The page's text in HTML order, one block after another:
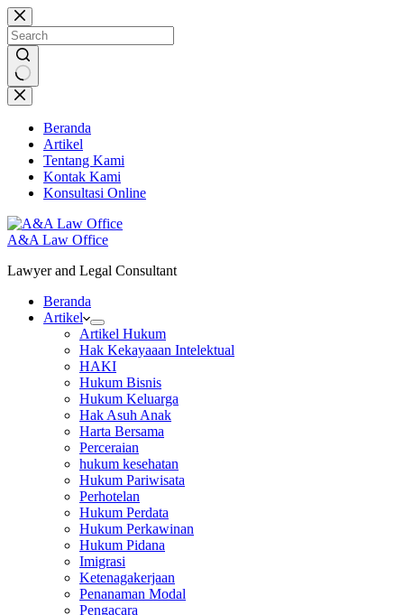
Skip
to
content
No
results
Beranda
Artikel
Tentang Kami
Kontak Kami
Konsultasi Online
A&A Law Office
Lawyer and Legal Consultant
Beranda
Artikel
Artikel Hukum
Hak Kekayaaan Intelektual
HAKI
Hukum Bisnis
Hukum Keluarga
Hak Asuh Anak
Harta Bersama
Perceraian
hukum kesehatan
Hukum Pariwisata
Perhotelan
Hukum Perdata
Hukum Perkawinan
Hukum Pidana
Imigrasi
Ketenagakerjaan
Penanaman Modal
Pengacara